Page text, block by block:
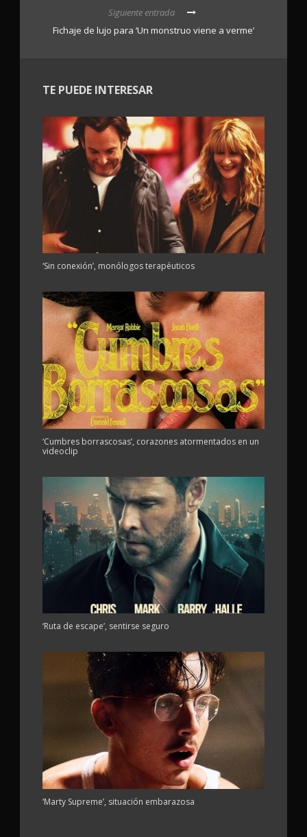
Siguiente entrada
Fichaje de lujo para ‘Un monstruo viene a verme’
TE PUEDE INTERESAR
‘Sin conexión’, monólogos terapéuticos
‘Cumbres borrascosas’, corazones atormentados en un
videoclip
‘Ruta de escape’, sentirse seguro
‘Marty Supreme’, situación embarazosa